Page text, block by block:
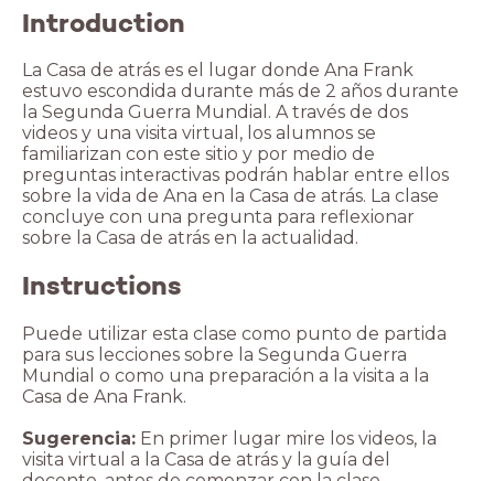
Introduction
La Casa de atrás es el lugar donde Ana Frank
estuvo escondida durante más de 2 años durante
la Segunda Guerra Mundial. A través de dos
videos y una visita virtual, los alumnos se
familiarizan con este sitio y por medio de
preguntas interactivas podrán hablar entre ellos
sobre la vida de Ana en la Casa de atrás. La clase
concluye con una pregunta para reflexionar
sobre la Casa de atrás en la actualidad.
Instructions
Puede utilizar esta clase como punto de partida
para sus lecciones sobre la Segunda Guerra
Mundial o como una preparación a la visita a la
Casa de Ana Frank.
Sugerencia: En primer lugar mire los videos, la
visita virtual a la Casa de atrás y la guía del